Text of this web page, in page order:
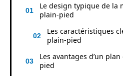
Le design typique de la
plain-pied
Les caractéristiques
plain-pied
Les avantages d’un
pied